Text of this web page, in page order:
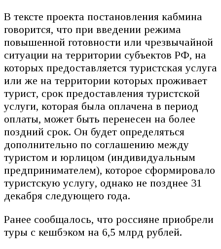
В тексте проекта постановления кабмина
говорится, что при введении режима
повышенной готовности или чрезвычайной
ситуации на территории субъектов РФ, на
которых предоставляется туристская услуга
или же на территории которых проживает
турист, срок предоставления туристской
услуги, которая была оплачена в период
оплаты, может быть перенесен на более
поздний срок. Он будет определяться
дополнительно по соглашению между
туристом и юрлицом (индивидуальным
предпринимателем), которое сформировало
туристскую услугу, однако не позднее 31
декабря следующего года.
Ранее сообщалось, что россияне приобрели
туры с кешбэком на 6,5 млрд рублей.